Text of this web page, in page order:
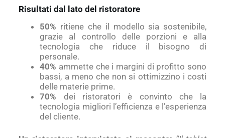
Risultati dal lato del ristoratore
50% ritiene che il modello sia sostenibile,
grazie al controllo delle porzioni e alla
tecnologia che riduce il bisogno di
personale.
40% ammette che i margini di profitto sono
bassi, a meno che non si ottimizzino i costi
delle materie prime.
70% dei ristoratori è convinto che la
tecnologia migliori l’efficienza e l’esperienza
del cliente.